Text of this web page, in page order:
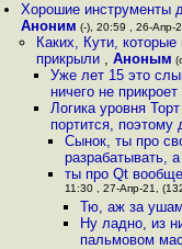
Хорошие инструменты
Аноним (-), 20:59 , 26-Апр-
Каких, Кути,
прикрыли , Аноным
Уже лет 15 это
ничего не
Логика уровня
портится, поэтому
Сынок, ты про
разрабатывать,
ты про Qt
11:30 , 27-Апр-21,
Тю, аж за
Ну ладно, из
пальмовом